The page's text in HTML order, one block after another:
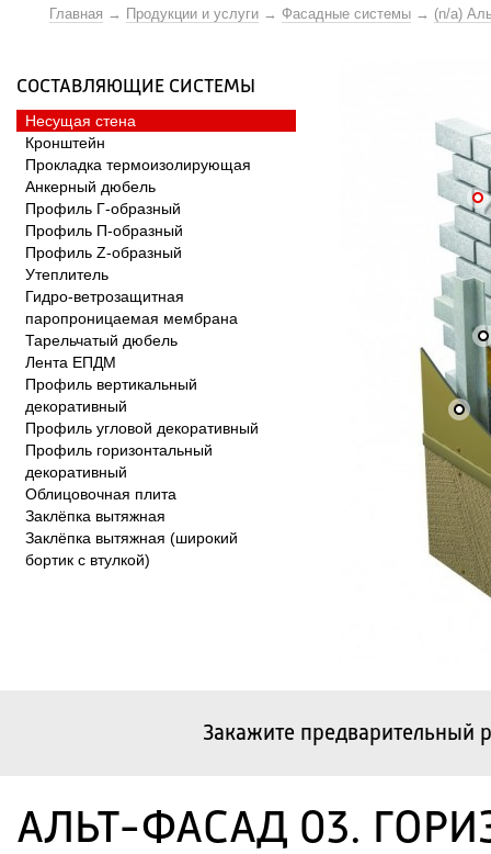
Главная Продукции и услуги Фасадные системы (n/a)
СОСТАВЛЯЮЩИЕ СИСТЕМЫ
Несущая стена
Кронштейн
Прокладка термоизолирующая
Анкерный дюбель
Профиль Г-образный
Профиль П-образный
Профиль Z-образный
Утеплитель
Гидро-ветрозащитная
паропроницаемая мембрана
Тарельчатый дюбель
Лента ЕПДМ
Профиль вертикальный
декоративный
Профиль угловой декоративный
Профиль горизонтальный
декоративный
Облицовочная плита
Заклёпка вытяжная
Заклёпка вытяжная (широкий
бортик с втулкой)
Закажите предварительный
АЛЬТ-ФАСАД 03.